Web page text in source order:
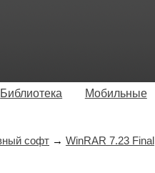
Библиотека Мобильные
софт → WinRAR 7.23 Final